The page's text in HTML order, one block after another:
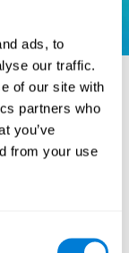
ads, to
our traffic.
of our site with
partners who
you’ve
from your use
card sorting